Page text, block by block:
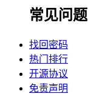
常见问题
找回密码
热门排行
开源协议
免责声明